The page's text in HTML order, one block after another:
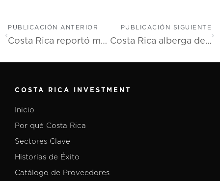
PUBLICACIÓN ANTERIOR
Costa Rica reportó más de US$11 millones en inversiones fílmicas durante el 2024
PUBLICACIÓN SIGUIENTE
Costa Rica alberga destacado foro mundial de manufactura de dispositivos médicos
COSTA RICA INVESTMENT
Inicio
Por qué Costa Rica
Sectores Clave
Historias de Éxito
Catálogo de Proveedores